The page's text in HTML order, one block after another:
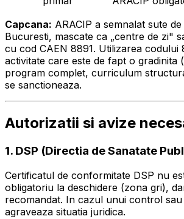
Capcana: ARACIP a semnalat sute
Bucuresti, mascate ca „centre de zi"
cu cod CAEN 8891. Utilizarea codului
activitate care este de fapt o gradinita
program complet, curriculum
se sanctioneaza.
Autorizatii si avize
1. DSP (Directia de Sanatate
Certificatul de conformitate DSP nu
obligatoriu la deschidere (zona gri),
recomandat. In cazul unui control
agraveaza situatia juridica.